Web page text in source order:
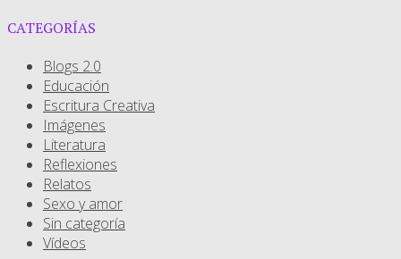
CATEGORÍAS
Blogs 2.0
Educación
Escritura Creativa
Imágenes
Literatura
Reflexiones
Relatos
Sexo y amor
Sin categoría
Vídeos